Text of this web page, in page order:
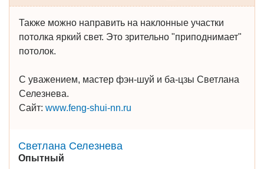
Также можно направить на наклонные участки
потолка яркий свет. Это зрительно "приподнимает"
потолок.
С уважением, мастер фэн-шуй и ба-цзы Светлана
Селезнева.
Сайт: www.feng-shui-nn.ru
Cветлана Cелезнева
Опытный